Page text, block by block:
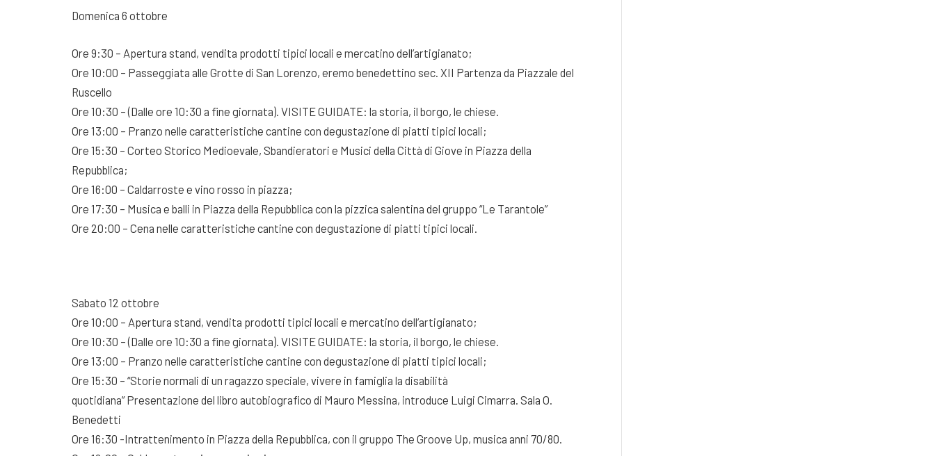
Domenica 6 ottobre
Ore 9:30 – Apertura stand, vendita prodotti tipici locali e mercatino dell’artigianato;
Ore 10:00 – Passeggiata alle Grotte di San Lorenzo, eremo benedettino sec. XII Partenza da Piazzale del
Ruscello
Ore 10:30 – (Dalle ore 10:30 a fine giornata). VISITE GUIDATE: la storia, il borgo, le chiese.
Ore 13:00 – Pranzo nelle caratteristiche cantine con degustazione di piatti tipici locali;
Ore 15:30 – Corteo Storico Medioevale, Sbandieratori e Musici della Città di Giove in Piazza della
Repubblica;
Ore 16:00 – Caldarroste e vino rosso in piazza;
Ore 17:30 – Musica e balli in Piazza della Repubblica con la pizzica salentina del gruppo “Le Tarantole”
Ore 20:00 – Cena nelle caratteristiche cantine con degustazione di piatti tipici locali.
Sabato 12 ottobre
Ore 10:00 – Apertura stand, vendita prodotti tipici locali e mercatino dell’artigianato;
Ore 10:30 – (Dalle ore 10:30 a fine giornata). VISITE GUIDATE: la storia, il borgo, le chiese.
Ore 13:00 – Pranzo nelle caratteristiche cantine con degustazione di piatti tipici locali;
Ore 15:30 – “Storie normali di un ragazzo speciale, vivere in famiglia la disabilità
quotidiana” Presentazione del libro autobiografico di Mauro Messina, introduce Luigi Cimarra. Sala O.
Benedetti
Ore 16:30 -Intrattenimento in Piazza della Repubblica, con il gruppo The Groove Up, musica anni 70/80.